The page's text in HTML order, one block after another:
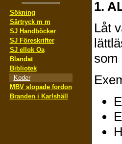
Sökning
Särtryck m m
SJ Handböcker
SJ Föreskrifter
SJ ellok Oa
Blandat
Bibliotek
Koder
MBV slopade fordon
Branden i Karlshäll
1.
Låt
som